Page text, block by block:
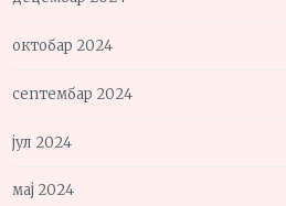
октобар 2024
септембар 2024
јул 2024
мај 2024